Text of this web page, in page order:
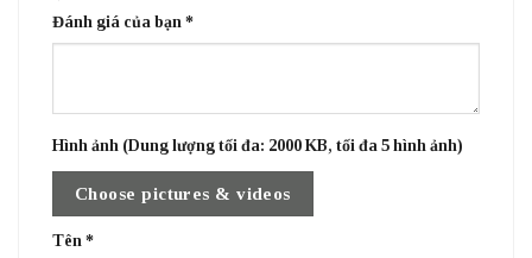
Đánh giá của bạn *
Hình ảnh (Dung lượng tối đa: 2000 KB, tối đa 5 hình ảnh)
Choose pictures & videos
Tên *